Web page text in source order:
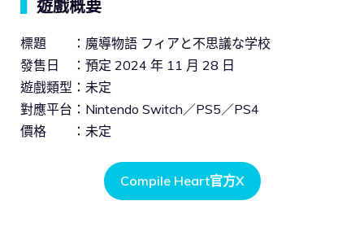
遊戲概要
標題 ：魔導物語 フィアと不思議な学校​​
發售日 ：預定 2024 年 11 月 28 日
遊戲類型：未定
對應平台：Nintendo Switch／PS5／PS4
價格 ：未定
Compile Heart官方X